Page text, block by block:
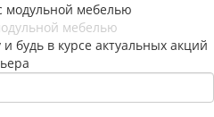
мебелью
будь в курсе актуальных акций